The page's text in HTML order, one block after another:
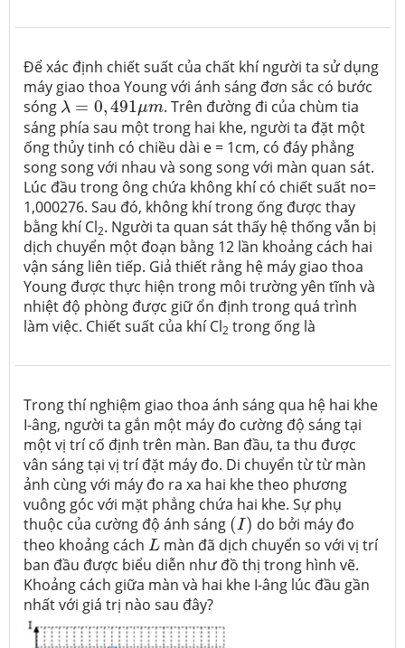
Để xác định chiết suất của chất khí người ta sử dụng
máy giao thoa Young với ánh sáng đơn sắc có bước
sóng λ = 0,491μm
λ=0 ,491μm
. Trên đường đi của chùm tia
sáng phía sau một trong hai khe, người ta đặt một
ống thủy tinh có chiều dài e = 1cm, có đáy phẳng
song song với nhau và song song với màn quan sát.
Lúc đầu trong ông chứa không khí có chiết suất no=
1,000276. Sau đó, không khí trong ống được thay
bằng khí Cl2. Người ta quan sát thấy hệ thống vẫn bị
dịch chuyển một đoạn bằng 12 lần khoảng cách hai
vận sáng liên tiếp. Giả thiết rằng hệ máy giao thoa
Young được thực hiện trong môi trường yên tĩnh và
nhiệt độ phòng được giữ ổn định trong quá trình
làm việc. Chiết suất của khí Cl2 trong ống là
Trong thí nghiệm giao thoa ánh sáng qua hệ hai khe
I-âng, người ta gắn một máy đo cường độ sáng tại
một vị trí cố định trên màn. Ban đầu, ta thu được
vân sáng tại vị trí đặt máy đo. Di chuyển từ từ màn
ảnh cùng với máy đo ra xa hai khe theo phương
vuông góc với mặt phẳng chứa hai khe. Sự phụ
thuộc của cường độ ánh sáng (I)
(I)
do bởi máy đo
theo khoảng cách L
L màn đã dịch chuyển so với vị trí
ban đầu được biểu diễn như đồ thị trong hình vẽ.
Khoảng cách giữa màn và hai khe I-âng lúc đầu gần
nhất với giá trị nào sau đây?